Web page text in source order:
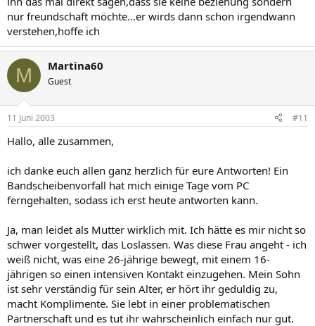
nur freundschaft möchte...er wirds dann schon irgendwann
verstehen,hoffe ich
M Martina60
Guest
11 Juni 2003 #11
Hallo, alle zusammen,
ich danke euch allen ganz herzlich für eure Antworten! Ein
Bandscheibenvorfall hat mich einige Tage vom PC
ferngehalten, sodass ich erst heute antworten kann.
Ja, man leidet als Mutter wirklich mit. Ich hätte es mir nicht so
schwer vorgestellt, das Loslassen. Was diese Frau angeht - ich
weiß nicht, was eine 26-jährige bewegt, mit einem 16-
jährigen so einen intensiven Kontakt einzugehen. Mein Sohn
ist sehr verständig für sein Alter, er hört ihr geduldig zu,
macht Komplimente. Sie lebt in einer problematischen
Partnerschaft und es tut ihr wahrscheinlich einfach nur gut.